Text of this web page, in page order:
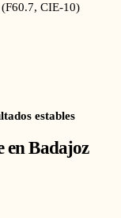
(F60.7, CIE-10)
estables
enBadajoz